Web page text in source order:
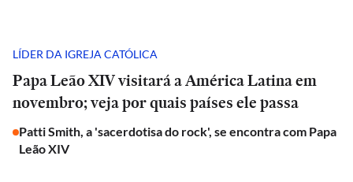
LÍDER DA IGREJA CATÓLICA
Papa Leão XIV visitará a América Latina em
novembro; veja por quais países ele passa
Patti Smith, a 'sacerdotisa do rock', se encontra com Papa
Leão XIV